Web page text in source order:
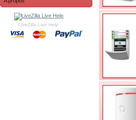
LiveZilla Live Help